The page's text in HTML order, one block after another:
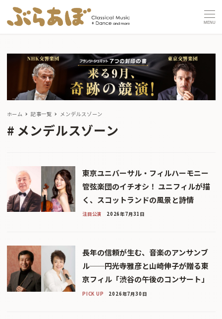
MENU
ホーム 記事一覧 メンデルスゾーン
メンデルスゾーン
東京ユニバーサル・フィルハーモニー
管弦楽団のイチオシ！ ユニフィルが描
く、スコットランドの風景と詩情
注目公演 2026年7月31日
長年の信頼が生む、音楽のアンサンブ
ル──円光寺雅彦と山崎伸子が贈る東
京フィル「渋谷の午後のコンサート」
PICK UP 2026年7月30日